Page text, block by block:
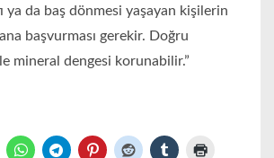
ya da baş dönmesi yaşayan kişilerin
başvurması gerekir. Doğru
mineral dengesi korunabilir.”